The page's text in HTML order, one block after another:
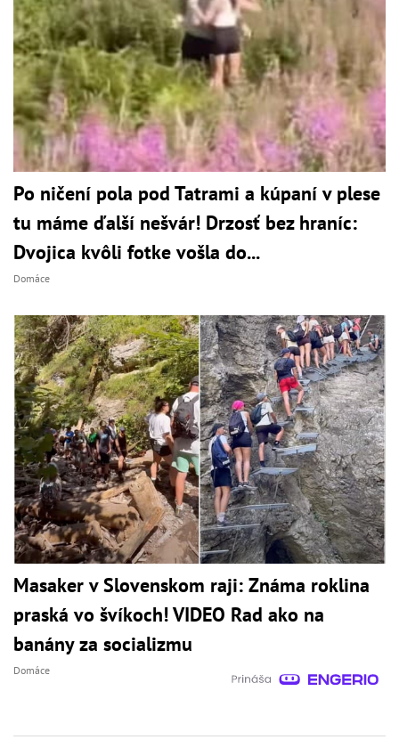
Po ničení pola pod Tatrami a kúpaní v plese
tu máme ďalší nešvár! Drzosť bez hraníc:
Dvojica kvôli fotke vošla do...
Domáce
Masaker v Slovenskom raji: Známa roklina
praská vo švíkoch! VIDEO Rad ako na
banány za socializmu
Domáce